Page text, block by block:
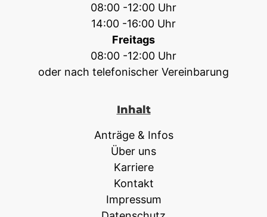
08:00 -12:00 Uhr
14:00 -16:00 Uhr
Freitags
08:00 -12:00 Uhr
oder nach telefonischer Vereinbarung
Inhalt
Anträge & Infos
Über uns
Karriere
Kontakt
Impressum